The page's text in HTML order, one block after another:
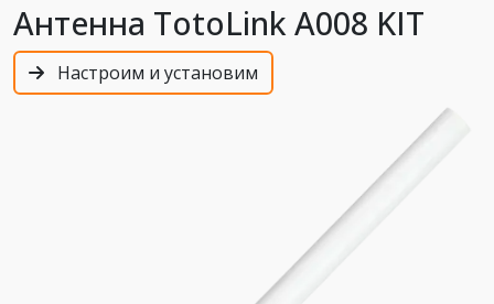
Антенна TotoLink A008 KIT
Настроим и установим